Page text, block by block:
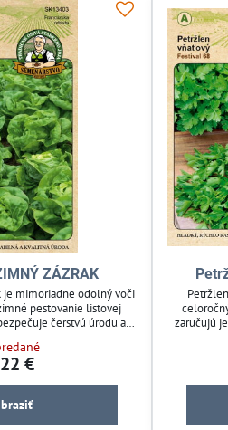
ZÁZRAK
je mimoriadne odolný voči
pestovanie listovej
čerstvú úrodu aj v
zavlažovací systém pre
s dlhou trvanlivosťou a
€
zaručujú
hľadajú
Vhodné